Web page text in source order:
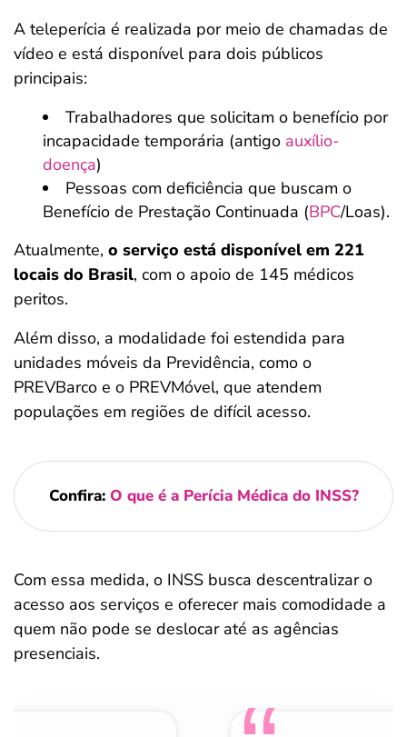
A teleperícia é realizada por meio de chamadas de
vídeo e está disponível para dois públicos
principais:
Trabalhadores que solicitam o benefício por
incapacidade temporária (antigo auxílio-
doença)
Pessoas com deficiência que buscam o
Benefício de Prestação Continuada (BPC/Loas).
Atualmente, o serviço está disponível em 221
locais do Brasil, com o apoio de 145 médicos
peritos.
Além disso, a modalidade foi estendida para
unidades móveis da Previdência, como o
PREVBarco e o PREVMóvel, que atendem
populações em regiões de difícil acesso.
Confira: O que é a Perícia Médica do INSS?
Com essa medida, o INSS busca descentralizar o
acesso aos serviços e oferecer mais comodidade a
quem não pode se deslocar até as agências
presenciais.